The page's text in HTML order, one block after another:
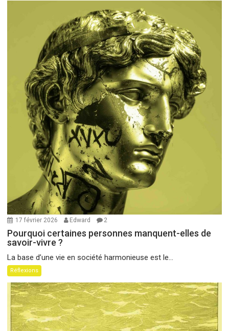
17 février 2026 Edward 2
Pourquoi certaines personnes manquent-elles de
savoir-vivre ?
La base d’une vie en société harmonieuse est le...
Réflexions